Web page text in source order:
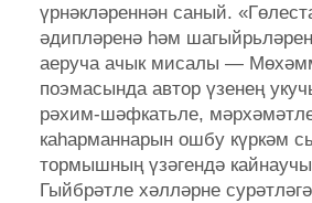
үрнәкләреннән саный.
әдипләренә һәм
аеруча ачык мисалы —
поэмасында автор үзенең
рәхим-шәфкатьле,
каһарманнарын ошбу күркәм
тормышның үзәгендә
Гыйбрәтле хәлләрне